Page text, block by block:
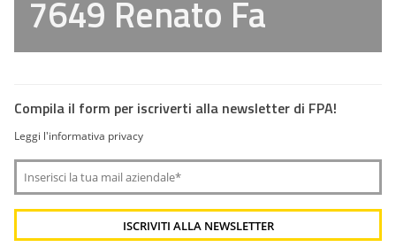
7649 Renato Fa
Compila il form per iscriverti alla newsletter di FPA!
Leggi l'informativa privacy